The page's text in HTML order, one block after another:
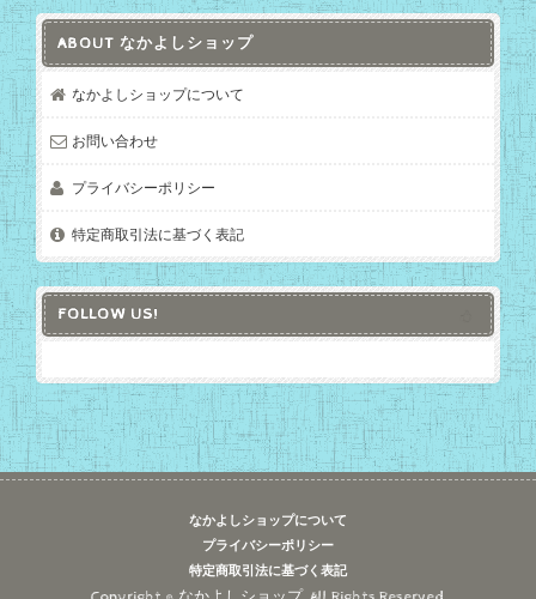
ABOUT なかよしショップ
なかよしショップについて
お問い合わせ
プライバシーポリシー
特定商取引法に基づく表記
FOLLOW US!
なかよしショップについて
プライバシーポリシー
特定商取引法に基づく表記